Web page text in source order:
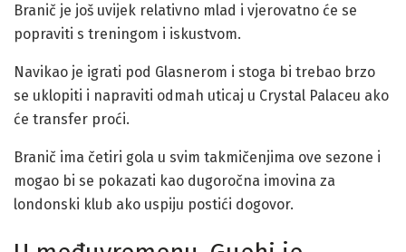
Branič je još uvijek relativno mlad i vjerovatno će se
popraviti s treningom i iskustvom.
Navikao je igrati pod Glasnerom i stoga bi trebao brzo
se uklopiti i napraviti odmah uticaj u Crystal Palaceu ako
će transfer proći.
Branič ima četiri gola u svim takmičenjima ove sezone i
mogao bi se pokazati kao dugoročna imovina za
londonski klub ako uspiju postići dogovor.